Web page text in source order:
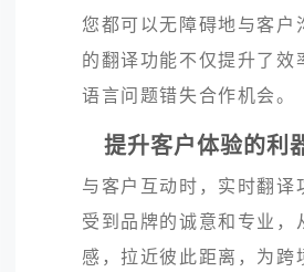
您都可以无障碍地与客户
的翻译功能不仅提升了效
语言问题错失合作机会。
提升客户体验的利
与客户互动时，实时翻译
受到品牌的诚意和专业，
感，拉近彼此距离，为跨